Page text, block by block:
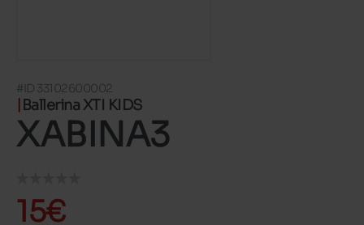
#ID 33102600002
Ballerina XTI KIDS
XABINA3
15€